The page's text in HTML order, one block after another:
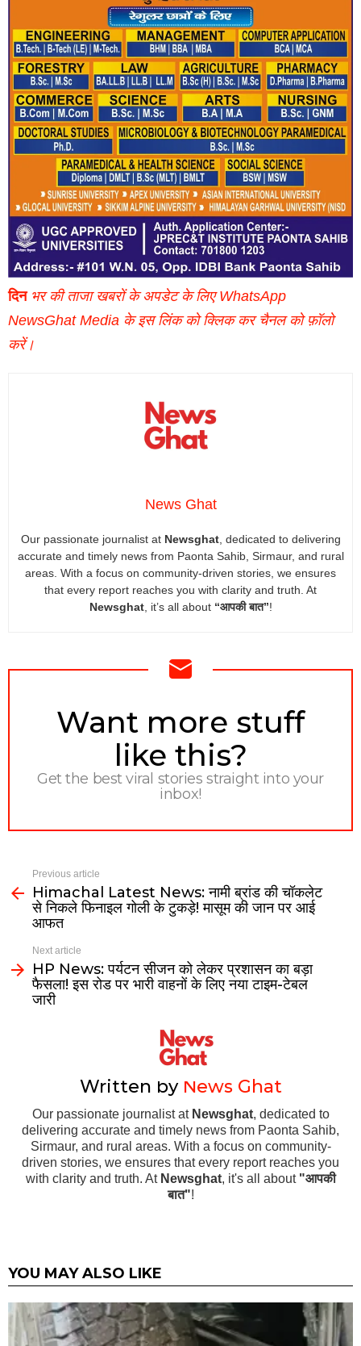
दिनभर की ताजा खबरों के अपडेट के लिए WhatsApp
NewsGhat Media के इस लिंक को क्लिक कर चैनल को फ़ॉलो
करें।
News Ghat
Our passionate journalist at Newsghat, dedicated to delivering
accurate and timely news from Paonta Sahib, Sirmaur, and rural
areas. With a focus on community-driven stories, we ensures
that every report reaches you with clarity and truth. At
Newsghat, it’s all about “आपकी बात”!
NEWSLETTER
Want more stuff
like this?
Get the best viral stories straight into your
inbox!
Previous article
Himachal Latest News: नामी ब्रांड की चॉकलेट
से निकले फिनाइल गोली के टुकड़े! मासूम की जान पर आई
आफत
Next article
HP News: पर्यटन सीजन को लेकर प्रशासन का बड़ा
फैसला! इस रोड पर भारी वाहनों के लिए नया टाइम-टेबल
जारी
Written by News Ghat
Our passionate journalist at Newsghat, dedicated to
delivering accurate and timely news from Paonta Sahib,
Sirmaur, and rural areas. With a focus on community-
driven stories, we ensures that every report reaches you
with clarity and truth. At Newsghat, it's all about "आपकी
बात"!
YOU MAY ALSO LIKE